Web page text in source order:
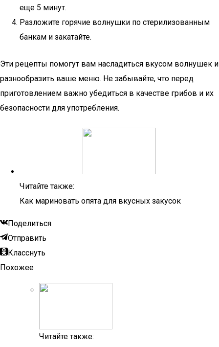
еще 5 минут.
Разложите горячие волнушки по стерилизованным
банкам и закатайте.
Эти рецепты помогут вам насладиться вкусом волнушек и
разнообразить ваше меню. Не забывайте, что перед
приготовлением важно убедиться в качестве грибов и их
безопасности для употребления.
Читайте также:
Как мариновать опята для вкусных закусок
Поделиться
Отправить
Класснуть
Похожее
Читайте также: